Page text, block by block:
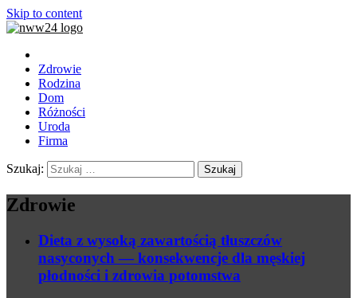
Skip to content
Zdrowie
Rodzina
Dom
Różności
Uroda
Firma
Szukaj:
Zdrowie
Dieta z wysoką zawartością tłuszczów
nasyconych — konsekwencje dla męskiej
płodności i zdrowia potomstwa